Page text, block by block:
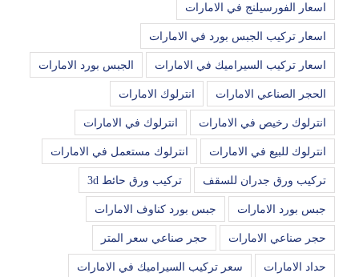
اسعار الفورسيلنج في الامارات
اسعار تركيب الجبس بورد في الامارات
اسعار تركيب السيراميك في الامارات الجبس بورد الامارات
الحجر الصناعي الامارات انترلوك الامارات
انترلوك رخيص في الامارات انترلوك في الامارات
انترلوك للبيع في الامارات انترلوك مستعمل في الامارات
تركيب ورق جدران للسقف تركيب ورق حائط 3d
جبس بورد الامارات جبس بورد كناوف الامارات
حجر صناعي الامارات حجر صناعي سعر المتر
حداد الامارات سعر تركيب السيراميك في الامارات